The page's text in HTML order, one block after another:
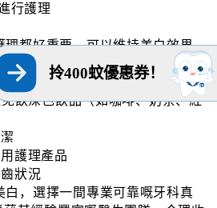
行護理
理都好重要，可以維持美白效果
？
飲深色飲品（如咖啡、奶茶、紅
護理產品
狀況
白，選擇一間專業可靠嘅牙科真
拎400蚊優惠券！